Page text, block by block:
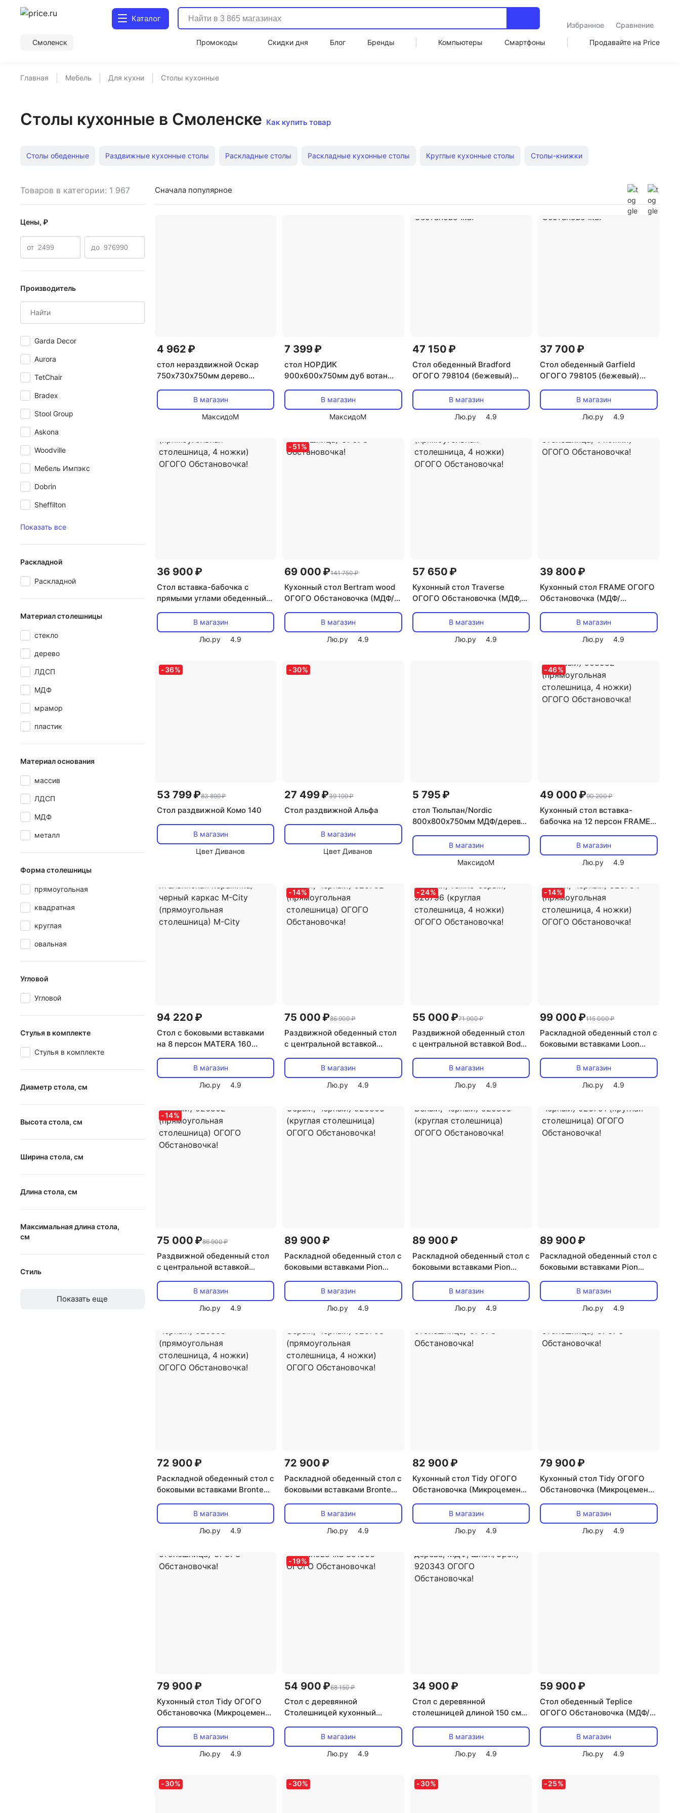
Каталог
Избранное
Сравнение
Смоленск
Промокоды Скидки дня Блог Бренды Компьютеры Смартфоны Продавайте на Price
Главная Мебель Для кухни Столы кухонные
Столы кухонные в Смоленске Как купить товар
Столы обеденные Раздвижные кухонные столы Раскладные столы Раскладные кухонные столы Круглые кухонные столы Столы-книжки
Дешевые столы кухонные Столы обеденные Woodville Раскладные столы TetChair Столы обеденные TetChair
Товаров в категории: 1 967
Цены, ₽
от до
Производитель
Garda Decor
Aurora
TetChair
Bradex
Stool Group
Askona
Woodville
Мебель Импэкс
Dobrin
Sheffilton
Показать все
Раскладной
Раскладной
Материал столешницы
стекло
дерево
ЛДСП
МДФ
мрамор
пластик
Материал основания
массив
ЛДСП
МДФ
металл
Форма столешницы
прямоугольная
квадратная
круглая
овальная
Угловой
Угловой
Стулья в комплекте
Стулья в комплекте
Диаметр стола, см
Высота стола, см
Ширина стола, см
Длина стола, см
Максимальная длина стола,
см
Стиль
Показать еще
Сначала популярное
4 962 ₽
стол нераздвижной Оскар
750х730х750мм дерево
В магазин
МаксидоМ
7 399 ₽
стол НОРДИК
900х600х750мм дуб вотан
В магазин
МаксидоМ
47 150 ₽
Стол обеденный Bradford
ОГОГО 798104 (бежевый)
ножки) ОГОГО Обстановочка!
В магазин
Лю.ру
4.9
37 700 ₽
Стол обеденный Garfield
ОГОГО 798105 (бежевый)
ножки) ОГОГО Обстановочка!
В магазин
Лю.ру
4.9
36 900 ₽
Стол вставка-бабочка с
прямыми углами обеденный
(прямоугольная столешница,
4 ножки) ОГОГО
Обстановочка!
В магазин
Лю.ру
4.9
-51 %
69 000 ₽141 750 ₽
Кухонный стол Bertram wood
ОГОГО Обстановочка (МДФ/
(прямоугольная столешница)
ОГОГО Обстановочка!
В магазин
Лю.ру
4.9
57 650 ₽
Кухонный стол Traverse
ОГОГО Обстановочка (МДФ,
907472 (прямоугольная
столешница, 4 ножки) ОГОГО
Обстановочка!
В магазин
Лю.ру
4.9
39 800 ₽
Кухонный стол FRAME ОГОГО
Обстановочка (МДФ/
(прямоугольная столешница,
4 ножки) ОГОГО
Обстановочка!
В магазин
Лю.ру
4.9
-36%
53 799 ₽83 899 ₽
Стол раздвижной Комо 140
В магазин
Цвет Диванов
-30%
27 499 ₽39 199 ₽
Стол раздвижной Альфа
В магазин
Цвет Диванов
5 795 ₽
стол Тюльпан/Nordic
800х800х750мм МДФ/дерево
В магазин
МаксидоМ
-46%
49 000 ₽90 200 ₽
Кухонный стол вставка-
бабочка на 12 персон FRAME
Бежевый) 908982
(прямоугольная столешница,
4 ножки) ОГОГО
В магазин
Лю.ру
4.9
94 220 ₽
Стол с боковыми вставками
на 8 персон MATERA 160
мрамор матовый, итальянская
керамика/черный каркас М-
City (прямоугольная
В магазин
Лю.ру
4.9
-14%
75 000 ₽86 900 ₽
Раздвижной обеденный стол
с центральной вставкой
(Керамика/Серый, Черный)
926792 (прямоугольная
столешница) ОГОГО
В магазин
Лю.ру
4.9
-24%
55 000 ₽71 900 ₽
Раздвижной обеденный стол
с центральной вставкой Boddy
(Керамика/Черный, Темно-
серый) 926796 (круглая
столешница, 4 ножки) ОГОГО
В магазин
Лю.ру
4.9
-14%
99 000 ₽115 000 ₽
Раскладной обеденный стол с
боковыми вставками Loon
(Керамика/Серый, Черный)
926794 (прямоугольная
столешница, 4 ножки) ОГОГО
В магазин
Лю.ру
4.9
-14%
75 000 ₽86 900 ₽
Раздвижной обеденный стол
с центральной вставкой
(Керамика/Черный) 926802
(прямоугольная столешница)
ОГОГО Обстановочка!
В магазин
Лю.ру
4.9
89 900 ₽
Раскладной обеденный стол с
боковыми вставками Pion
(Керамика/Серый, Черный)
926808 (круглая столешница)
ОГОГО Обстановочка!
В магазин
Лю.ру
4.9
89 900 ₽
Раскладной обеденный стол с
боковыми вставками Pion
(Керамика/Белый, Черный)
926809 (круглая столешница)
ОГОГО Обстановочка!
В магазин
Лю.ру
4.9
89 900 ₽
Раскладной обеденный стол с
боковыми вставками Pion
(Керамика/Черный) 926791
(круглая столешница) ОГОГО
Обстановочка!
В магазин
Лю.ру
4.9
72 900 ₽
Раскладной обеденный стол с
боковыми вставками Bronte
(Керамика/Черный) 926803
(прямоугольная столешница,
4 ножки) ОГОГО
В магазин
Лю.ру
4.9
72 900 ₽
Раскладной обеденный стол с
боковыми вставками Bronte
(Керамика/Серый, Черный)
926793 (прямоугольная
столешница, 4 ножки) ОГОГО
В магазин
Лю.ру
4.9
82 900 ₽
Кухонный стол Tidy ОГОГО
Обстановочка (Микроцемент/
столешница) ОГОГО
Обстановочка!
В магазин
Лю.ру
4.9
79 900 ₽
Кухонный стол Tidy ОГОГО
Обстановочка (Микроцемент/
столешница) ОГОГО
Обстановочка!
В магазин
Лю.ру
4.9
79 900 ₽
Кухонный стол Tidy ОГОГО
Обстановочка (Микроцемент/
столешница) ОГОГО
Обстановочка!
В магазин
Лю.ру
4.9
-19%
54 900 ₽68 150 ₽
Cтол с деревянной
Cтолешницей кухонный
коричневый) ОГОГО
Обстановочка 891906 ОГОГО
Обстановочка!
В магазин
Лю.ру
4.9
34 900 ₽
Стол с деревянной
столешницей длиной 150 см
Обстановочка (Массив
дерева, МДФ, Шпон/Орех)
920343 ОГОГО
В магазин
Лю.ру
4.9
59 900 ₽
Стол обеденный Teplice
ОГОГО Обстановочка (МДФ/
Обстановочка!
В магазин
Лю.ру
4.9
-30% -30% -30% -25%